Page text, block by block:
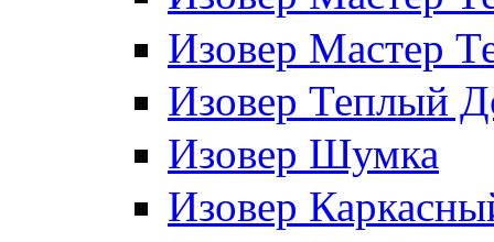
Изовер Мастер
Изовер Теплый
Изовер Шумка
Изовер